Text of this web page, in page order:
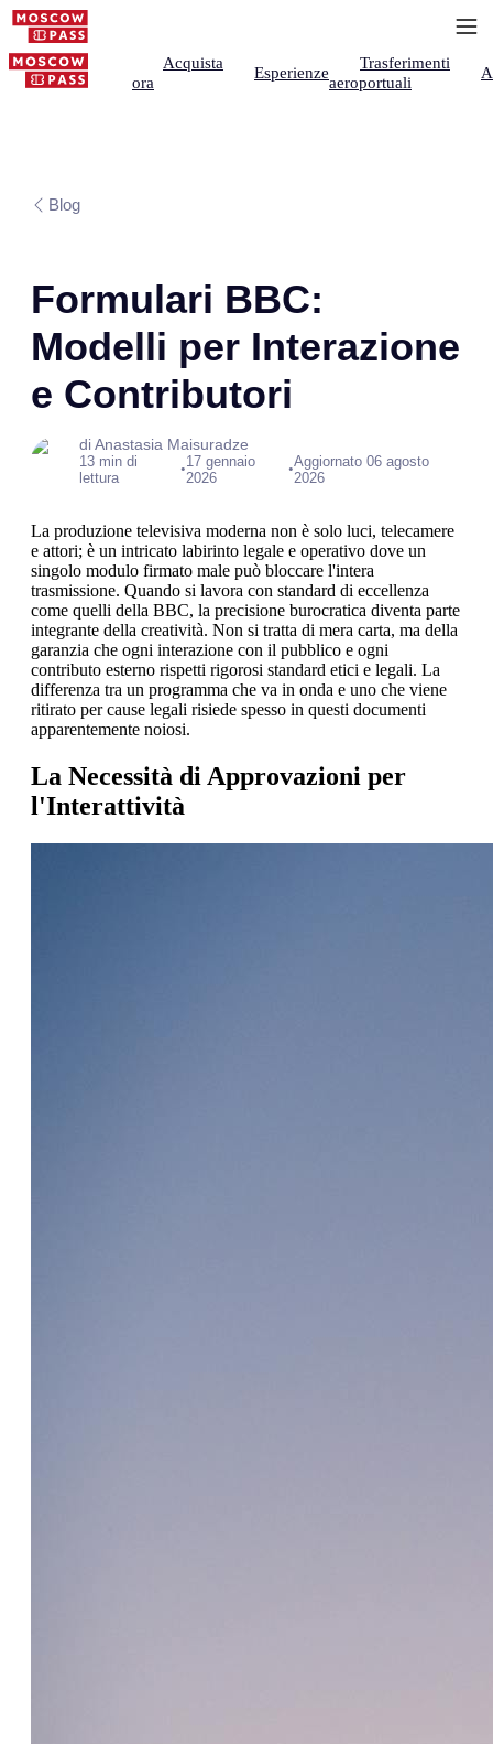
Acquista
ora
Esperienze
Trasferimenti
aeroportuali
Blog
Formulari BBC:
Modelli per Interazione
e Contributori
di Anastasia Maisuradze
13 min di
lettura
•17 gennaio
2026
•Aggiornato 06 agosto
2026
La produzione televisiva moderna non è solo luci, telecamere
e attori; è un intricato labirinto legale e operativo dove un
singolo modulo firmato male può bloccare l'intera
trasmissione. Quando si lavora con standard di eccellenza
come quelli della BBC, la precisione burocratica diventa parte
integrante della creatività. Non si tratta di mera carta, ma della
garanzia che ogni interazione con il pubblico e ogni
contributo esterno rispetti rigorosi standard etici e legali. La
differenza tra un programma che va in onda e uno che viene
ritirato per cause legali risiede spesso in questi documenti
apparentemente noiosi.
La Necessità di Approvazioni per
l'Interattività